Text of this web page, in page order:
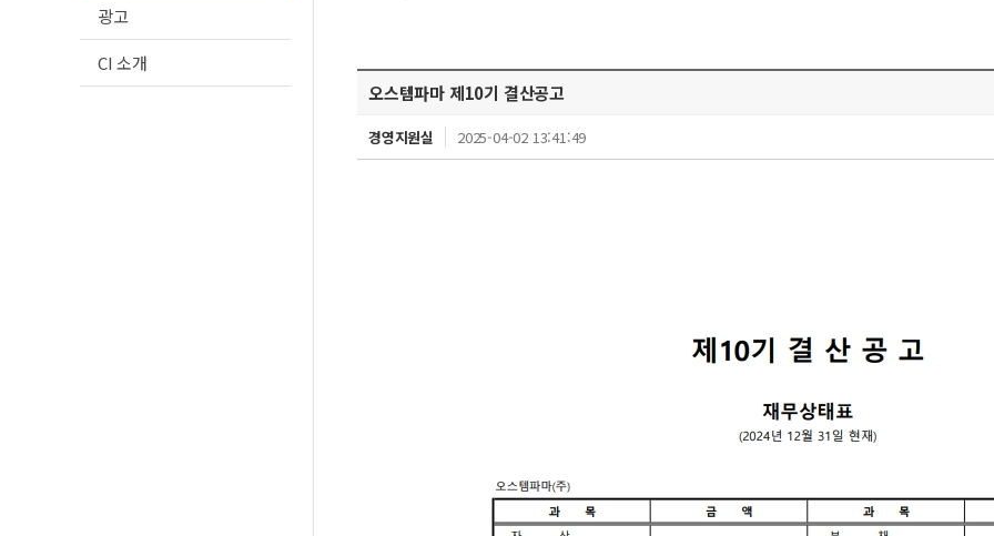
광고
CI 소개
오스템파마 제10기 결산공고
경영지원실 2025-04-02 13:41:49